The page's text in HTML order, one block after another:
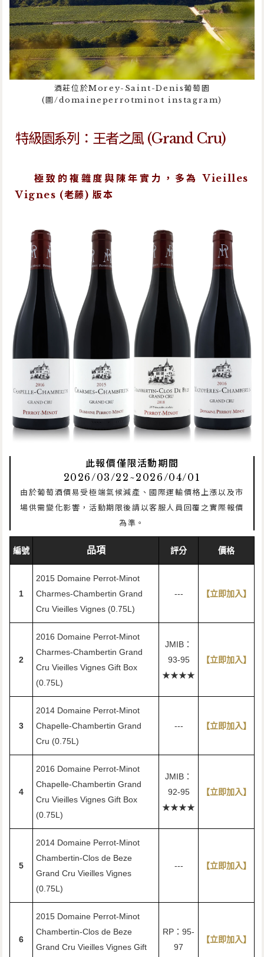
酒莊位於Morey-Saint-Denis葡萄園
(圖/domaineperrotminot instagram)
特級園系列：王者之風 (Grand Cru)
極致的複雜度與陳年實力，多為 Vieilles
Vignes (老藤) 版本
此報價僅限活動期間
2026/03/22~2026/04/01
由於葡萄酒價易受極端氣候減產、國際運輸價格上漲以及市
場供需變化影響，活動期限後請以客服人員回覆之實際報價
為準。
編號 品項 評分 價格
1
2015 Domaine Perrot-Minot
Charmes-Chambertin Grand
Cru Vieilles Vignes (0.75L)
--- 【立即加入】
2
2016 Domaine Perrot-Minot
Charmes-Chambertin Grand
Cru Vieilles Vignes Gift Box
(0.75L)
JMIB：
93-95
★★★★
【立即加入】
3
2014 Domaine Perrot-Minot
Chapelle-Chambertin Grand
Cru (0.75L)
--- 【立即加入】
4
2016 Domaine Perrot-Minot
Chapelle-Chambertin Grand
Cru Vieilles Vignes Gift Box
(0.75L)
JMIB：
92-95
★★★★
【立即加入】
5
2014 Domaine Perrot-Minot
Chambertin-Clos de Beze
Grand Cru Vieilles Vignes
(0.75L)
--- 【立即加入】
6
2015 Domaine Perrot-Minot
Chambertin-Clos de Beze
Grand Cru Vieilles Vignes Gift
RP：95-
97
【立即加入】